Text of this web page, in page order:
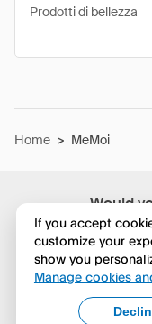
Would
Prodotti di bellezza
Home > MeMoi
If you accept
customize your
show you
Manage cookies